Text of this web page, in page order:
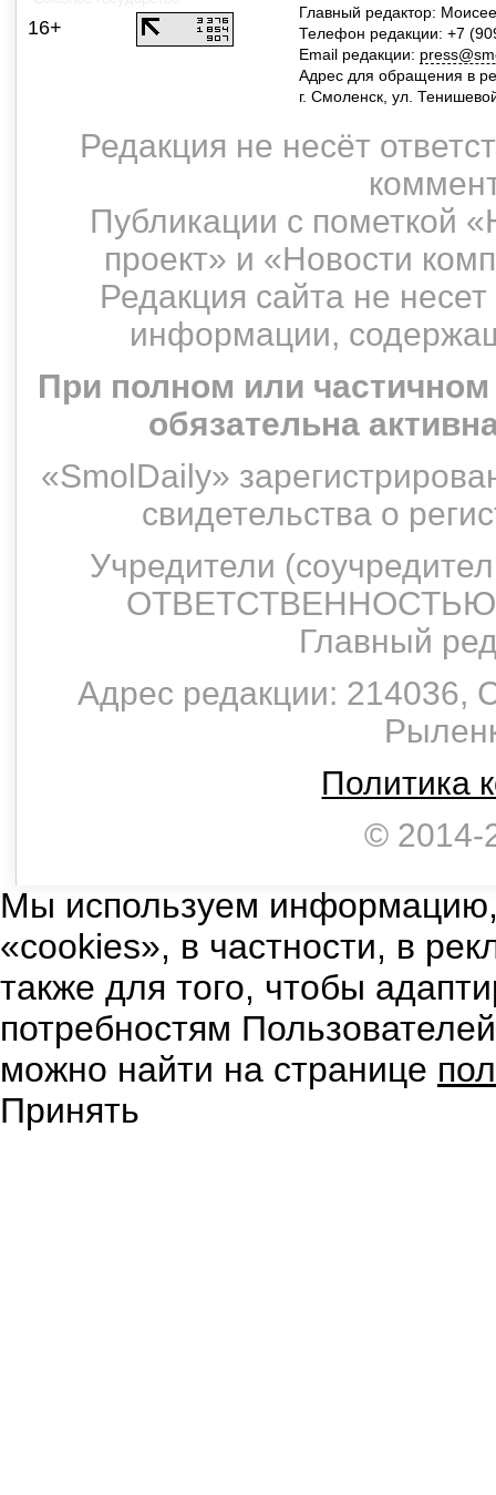
16+
Главный редактор:
Телефон редакции: +7
Email редакции:
Адрес для обращения в
г. Смоленск, ул.
Редакция не несёт
Публикации с пометкой
проект» и «Новости
Редакция сайта не
информации,
При полном или
обязательна
«SmolDaily»
свидетельства о
Учредители
Главный
Адрес редакции: 214036,
Политика
© 2014-
Мы используем
«cookies», в частности, в
также для того, чтобы
потребностям
можно найти на странице
Принять